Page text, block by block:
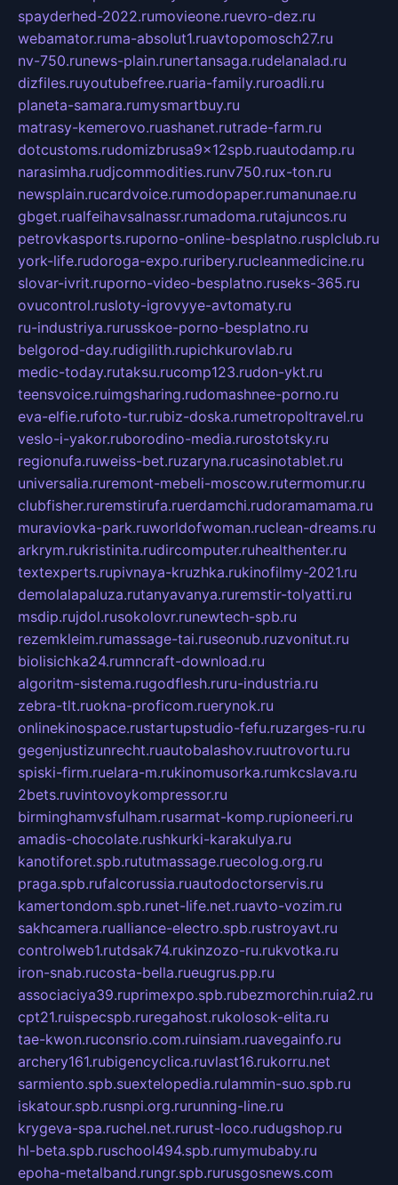
spayderhed-2022.rumovieone.ruevro-dez.ru
webamator.ruma-absolut1.ruavtopomosch27.ru
nv-750.runews-plain.runertansaga.rudelanalad.ru
dizfiles.ruyoutubefree.ruaria-family.ruroadli.ru
planeta-samara.rumysmartbuy.ru
matrasy-kemerovo.ruashanet.rutrade-farm.ru
dotcustoms.rudomizbrusa9x12spb.ruautodamp.ru
narasimha.rudjcommodities.runv750.rux-ton.ru
newsplain.rucardvoice.rumodopaper.rumanunae.ru
gbget.rualfeihavsalnassr.rumadoma.rutajuncos.ru
petrovkasports.ruporno-online-besplatno.rusplclub.ru
york-life.rudoroga-expo.ruribery.rucleanmedicine.ru
slovar-ivrit.ruporno-video-besplatno.ruseks-365.ru
ovucontrol.rusloty-igrovyye-avtomaty.ru
ru-industriya.rurusskoe-porno-besplatno.ru
belgorod-day.rudigilith.rupichkurovlab.ru
medic-today.rutaksu.rucomp123.rudon-ykt.ru
teensvoice.ruimgsharing.rudomashnee-porno.ru
eva-elfie.rufoto-tur.rubiz-doska.rumetropoltravel.ru
veslo-i-yakor.ruborodino-media.rurostotsky.ru
regionufa.ruweiss-bet.ruzaryna.rucasinotablet.ru
universalia.ruremont-mebeli-moscow.rutermomur.ru
clubfisher.ruremstirufa.ruerdamchi.rudoramamama.ru
muraviovka-park.ruworldofwoman.ruclean-dreams.ru
arkrym.rukristinita.rudircomputer.ruhealthenter.ru
textexperts.rupivnaya-kruzhka.rukinofilmy-2021.ru
demolalapaluza.rutanyavanya.ruremstir-tolyatti.ru
msdip.rujdol.rusokolovr.runewtech-spb.ru
rezemkleim.rumassage-tai.ruseonub.ruzvonitut.ru
biolisichka24.rumncraft-download.ru
algoritm-sistema.rugodflesh.ruru-industria.ru
zebra-tlt.ruokna-proficom.ruerynok.ru
onlinekinospace.rustartupstudio-fefu.ruzarges-ru.ru
gegenjustizunrecht.ruautobalashov.ruutrovortu.ru
spiski-firm.ruelara-m.rukinomusorka.rumkcslava.ru
2bets.ruvintovoykompressor.ru
birminghamvsfulham.rusarmat-komp.rupioneeri.ru
amadis-chocolate.rushkurki-karakulya.ru
kanotiforet.spb.rututmassage.ruecolog.org.ru
praga.spb.rufalcorussia.ruautodoctorservis.ru
kamertondom.spb.runet-life.net.ruavto-vozim.ru
sakhcamera.rualliance-electro.spb.rustroyavt.ru
controlweb1.rutdsak74.rukinzozo-ru.rukvotka.ru
iron-snab.rucosta-bella.rueugrus.pp.ru
associaciya39.ruprimexpo.spb.rubezmorchin.ruia2.ru
cpt21.ruispecspb.ruregahost.rukolosok-elita.ru
tae-kwon.ruconsrio.com.ruinsiam.ruavegainfo.ru
archery161.rubigencyclica.ruvlast16.rukorru.net
sarmiento.spb.suextelopedia.rulammin-suo.spb.ru
iskatour.spb.rusnpi.org.rurunning-line.ru
krygeva-spa.ruchel.net.rurust-loco.rudugshop.ru
hl-beta.spb.ruschool494.spb.rumymubaby.ru
epoha-metalband.rungr.spb.rurusgosnews.com